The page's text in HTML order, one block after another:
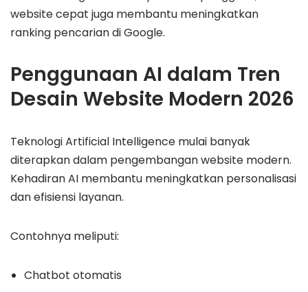
website cepat juga membantu meningkatkan
ranking pencarian di Google.
Penggunaan AI dalam Tren
Desain Website Modern 2026
Teknologi Artificial Intelligence mulai banyak
diterapkan dalam pengembangan website modern.
Kehadiran AI membantu meningkatkan personalisasi
dan efisiensi layanan.
Contohnya meliputi:
Chatbot otomatis